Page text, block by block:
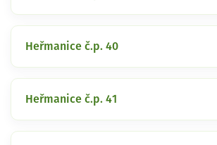
Heřmanice č.p. 40
Heřmanice č.p. 41